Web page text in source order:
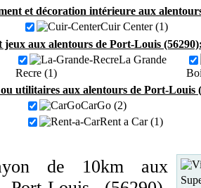
et décoration intérieure aux
Cuir Center (1)
jeux aux alentours de Port-Louis
La Grande
Recre (1)
utilitaires aux alentours de Port-Louis
CarGo (2)
Rent a Car (1)
de 10km aux